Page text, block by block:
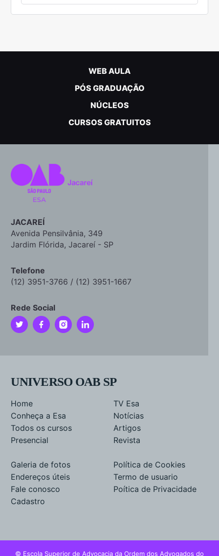
WEB AULA
PÓS GRADUAÇÃO
NÚCLEOS
CURSOS GRATUITOS
JACAREÍ
Avenida Pensilvânia, 349
Jardim Flórida, Jacareí - SP
Telefone
(12) 3951-3766 / (12) 3951-1667
Rede Social
UNIVERSO OAB SP
Home
Conheça a Esa
Todos os cursos
Presencial
TV Esa
Notícias
Artigos
Revista
Galeria de fotos
Endereços úteis
Fale conosco
Cadastro
Política de Cookies
Termo de usuario
Poítica de Privacidade
© Escola Superior de Advocacia da Ordem dos Advogados do